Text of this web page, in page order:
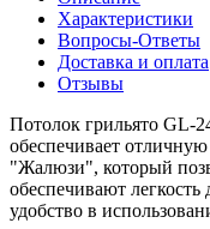
Характеристики
Вопросы-Ответы
Доставка и оплата
Отзывы
Потолок грильято GL-
обеспечивает
"Жалюзи", который
обеспечивают
удобство в